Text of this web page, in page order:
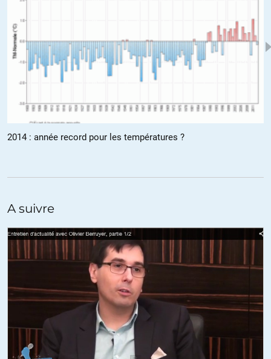
Donc toi aussi comme Marine Le Pen tu expliques que
l’islamophobie est un fantasme ? Les attaques contre les
mosquées, les ratonnades, les agressions de femmes voilées,
c’est du fantasme, bien sûr ! Je comprends pour ma part le
racisme anti-arabes des Français, lié à l’immigration massive
viens pas m’expliquer que ça n’existe pas ! Faut par ailleurs
aussi comprendre que quand Valls tape sur le FN, ça le fait
monter, et c’est dans son intérêt. Grosso modo, tu as tout
Et oui, c’est bien le rôle du FHaine, poussée en avant par
Mitterand et depuis lors par les médias
Servir tout à la fois d’épouvantail, d’assurance tout risque de la
rélection de leurs acolytes de l’UMP ou du PS, mai également de
roue de secours et de garde chiourme pour le système en
captant la colère populaire, et surtout de discréditer la lutte
contre l’Union européenne.
l’essentiel du travail médiatique est de procéder à l’assimiliation
2014 : année record pour les températures ?
A suivre